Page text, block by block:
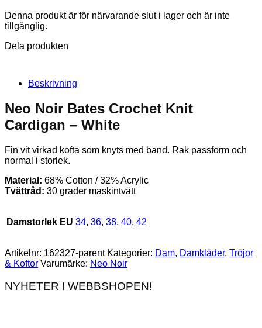
Denna produkt är för närvarande slut i lager och är inte
tillgänglig.
Dela produkten
Beskrivning
Neo Noir Bates Crochet Knit
Cardigan – White
Fin vit virkad kofta som knyts med band. Rak passform och
normal i storlek.
Material: 68% Cotton / 32% Acrylic
Tvättråd: 30 grader maskintvätt
Damstorlek EU 34, 36, 38, 40, 42
Artikelnr: 162327-parent Kategorier: Dam, Damkläder, Tröjor
& Koftor Varumärke: Neo Noir
NYHETER I WEBBSHOPEN!